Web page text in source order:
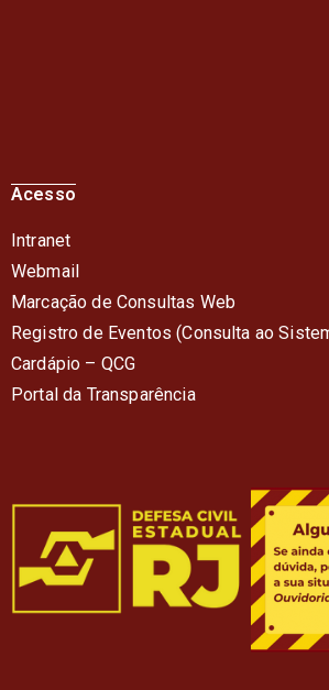
Acesso
Intranet
Webmail
Marcação de Consultas Web
Registro de Eventos (Consulta ao
Cardápio – QCG
Portal da Transparência